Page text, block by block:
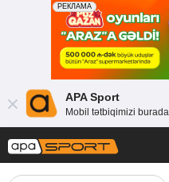
APA Sport
Mobil tətbiqimizi